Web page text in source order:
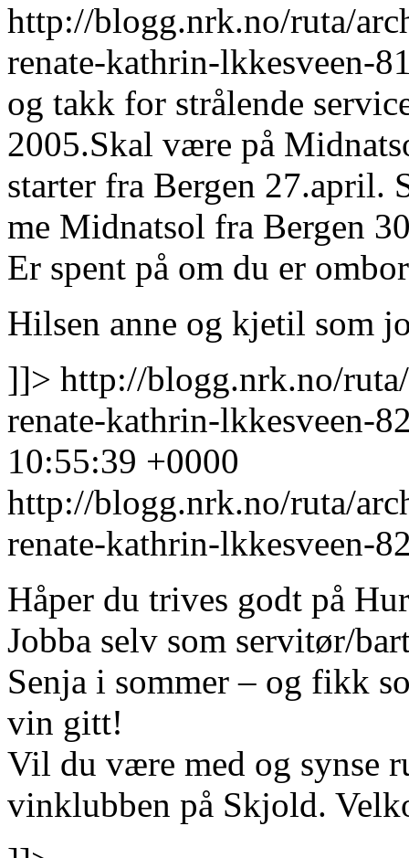
http://blogg.nrk.no/ruta/
renate-kathrin-lkkesveen-
og takk for strålende
2005.Skal være på
starter fra Bergen 27.april.
me Midnatsol fra Bergen
Er spent på om du er
Hilsen anne og kjetil som
]]> http://blogg.nrk.no/
renate-kathrin-lkkesveen-
10:55:39 +0000
http://blogg.nrk.no/ruta/
renate-kathrin-lkkesveen-
Håper du trives godt på
Jobba selv som servitør/
Senja i sommer – og fikk
vin gitt!
Vil du være med og synse
vinklubben på Skjold.